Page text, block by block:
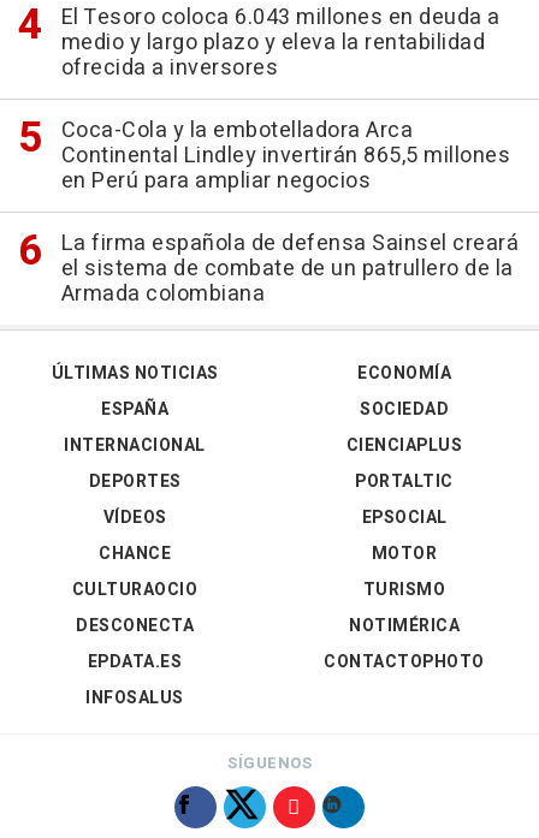
El Tesoro coloca 6.043 millones en deuda a
medio y largo plazo y eleva la rentabilidad
ofrecida a inversores
Coca-Cola y la embotelladora Arca
Continental Lindley invertirán 865,5 millones
en Perú para ampliar negocios
La firma española de defensa Sainsel creará
el sistema de combate de un patrullero de la
Armada colombiana
ÚLTIMAS NOTICIAS
ESPAÑA
INTERNACIONAL
DEPORTES
VÍDEOS
ECONOMÍA
SOCIEDAD
CIENCIAPLUS
PORTALTIC
EPSOCIAL
CHANCE
CULTURAOCIO
DESCONECTA
EPDATA.ES
INFOSALUS
MOTOR
TURISMO
NOTIMÉRICA
CONTACTOPHOTO
SÍGUENOS